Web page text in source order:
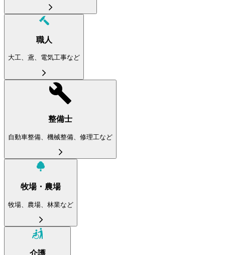
職人
大工、鳶、電気工事など
整備士
自動車整備、機械整備、修理工など
牧場・農場
牧場、農場、林業など